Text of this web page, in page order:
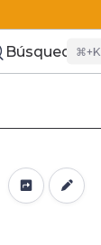
Búsqueda⌘+K